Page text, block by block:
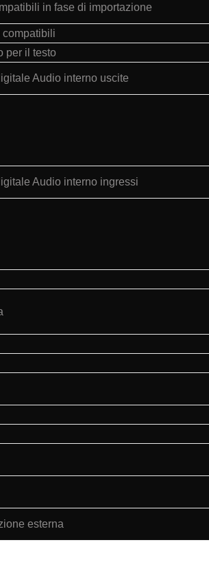
in fase di importazione
compatibili
per il testo
Audio interno uscite
Audio interno ingressi
esterna